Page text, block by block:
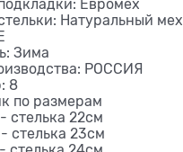
Евромех
Натуральный мех
Зима
РОССИЯ
8
по размерам
стелька 22см
стелька 23см